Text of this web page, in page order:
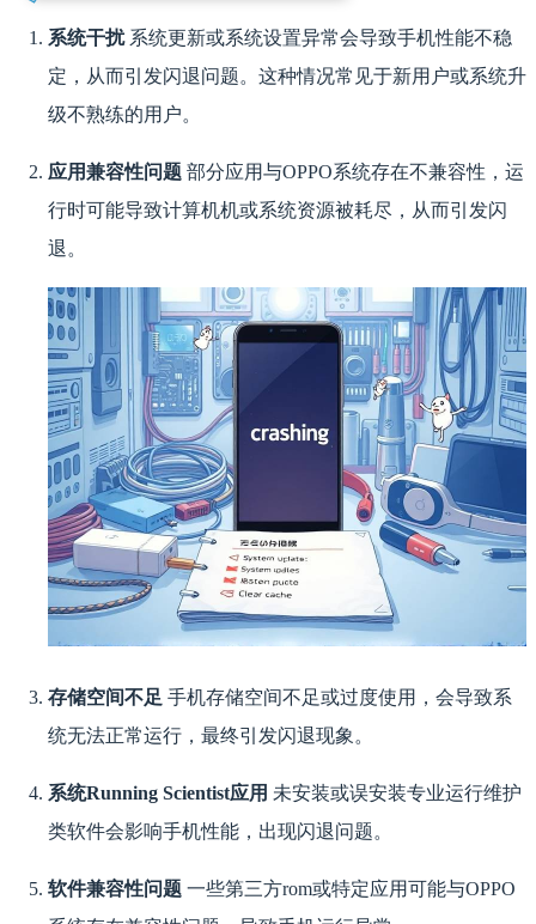
系统干扰系统更新或系统设置异常会导致手机性能不稳
定，从而引发闪退问题。这种情况常见于新用户或系统升
级不熟练的用户。
应用兼容性问题 部分应用与OPPO系统存在不兼容性，运
行时可能导致计算机机或系统资源被耗尽，从而引发闪
退。
存储空间不足 手机存储空间不足或过度使用，会导致系
统无法正常运行，最终引发闪退现象。
系统Running Scientist应用 未安装或误安装专业运行维护
类软件会影响手机性能，出现闪退问题。
软件兼容性问题 一些第三方rom或特定应用可能与OPPO